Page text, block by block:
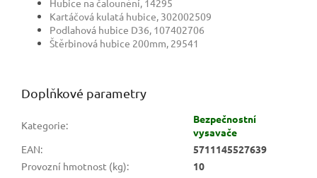
Hubice na čalounění, 14295
Kartáčová kulatá hubice, 302002509
Podlahová hubice D36, 107402706
Štěrbinová hubice 200mm, 29541
Doplňkové parametry
Kategorie:
Bezpečnostní
vysavače
EAN:
5711145527639
Provozní hmotnost (kg):
10